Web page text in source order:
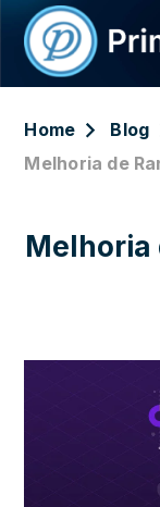
Home Blog
Melhoria de
Melhoria